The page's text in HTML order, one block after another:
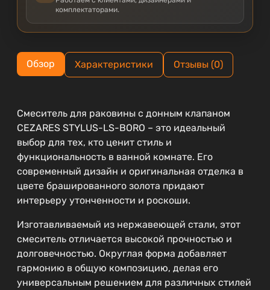
комплектаторами.
Обзор Характеристики Отзывы (0)
Смеситель для раковины с донным клапаном
CEZARES STYLUS-LS-BORO – это идеальный
выбор для тех, кто ценит стиль и
функциональность в ванной комнате. Его
современный дизайн и оригинальная отделка в
цвете брашированного золота придают
интерьеру утонченности и роскоши.
Изготавливаемый из нержавеющей стали, этот
смеситель отличается высокой прочностью и
долговечностью. Округлая форма добавляет
гармонию в общую композицию, делая его
универсальным решением для различных стилей